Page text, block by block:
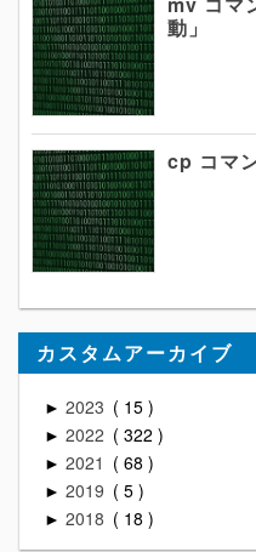
動」
cp コマ
カスタムアーカイブ
► 2023 15
► 2022 322
► 2021 68
► 2019 5
► 2018 18